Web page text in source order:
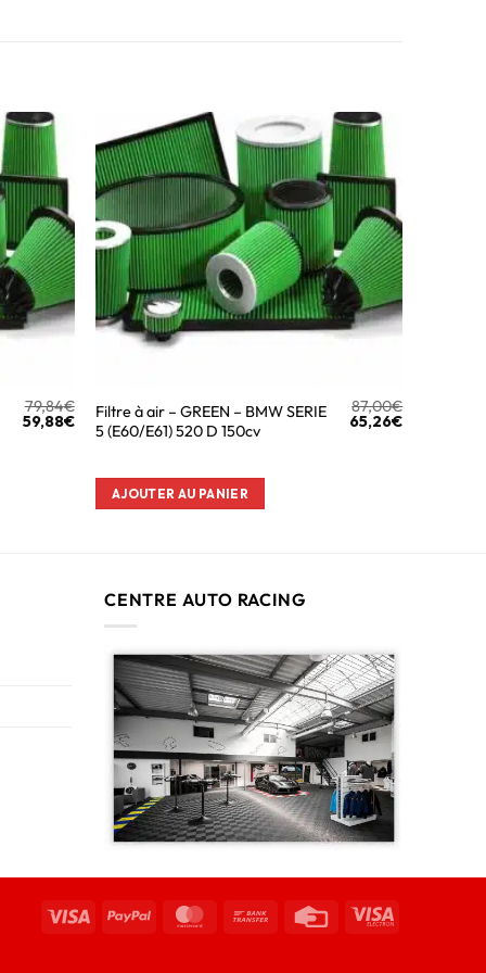
79,84€
59,88€
Filtre à air – GREEN – BMW SERIE
5 (E60/E61) 520 D 150cv
87,00€
65,26€
AJOUTER AU PANIER
CENTRE AUTO RACING